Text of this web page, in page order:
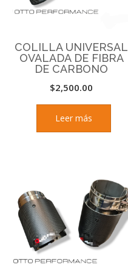
COLILLA UNIVERSAL
OVALADA DE FIBRA
DE CARBONO
$2,500.00
Leer más